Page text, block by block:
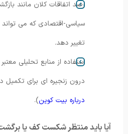
رصد اتفاقات کلان مانند
سیاسی-اقتصادی که می تواند
تغییر دهد.
استفاده از منابع تحلیلی
درون زنجیره ای برای تکمیل
درباره بیت کوین).
آیا باید منتظر شکست کف یا